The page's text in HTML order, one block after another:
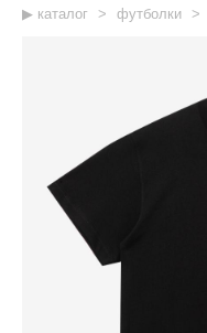
▶︎ каталог > футболки >